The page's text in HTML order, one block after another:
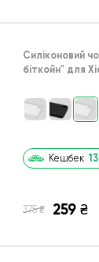
Силіконовий
біткойн" для
Кешбек 13
375 ₴ 259 ₴